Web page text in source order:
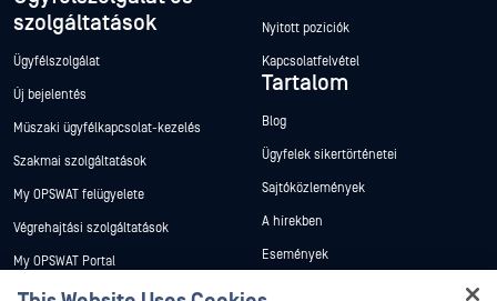
szolgáltatások
Ügyfélszolgálat
Új bejelentés
Műszaki ügyfélkapcsolat-kezelés
Szakmai szolgáltatások
My OPSWAT felügyelete
Végrehajtási szolgáltatások
My OPSWAT Portal
Műszaki dokumentáció
Nyitott pozíciók
Kapcsolatfelvétel
Tartalom
Blog
Ügyfelek sikertörténetei
Sajtóközlemények
A hírekben
Események